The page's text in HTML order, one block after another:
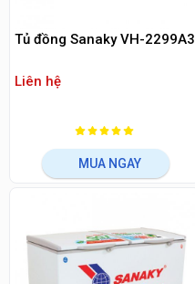
Tủ đồng Sanaky VH-2299A3
Liên hệ
MUA NGAY